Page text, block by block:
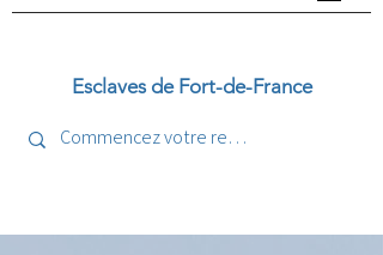
Esclaves de Fort-de-France